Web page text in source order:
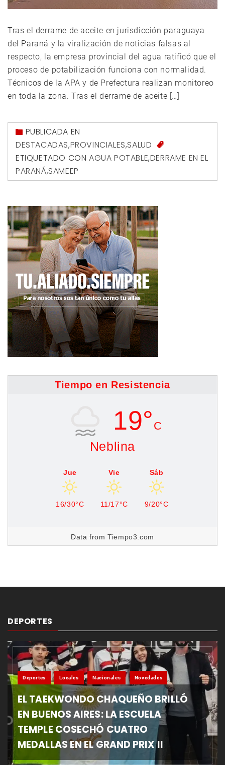
Tras el derrame de aceite en jurisdicción paraguaya
del Paraná y la viralización de noticias falsas al
respecto, la empresa provincial del agua ratificó que el
proceso de potabilización funciona con normalidad.
Técnicos de la APA y de Prefectura realizan monitoreo
en toda la zona. Tras el derrame de aceite […]
PUBLICADA EN
DESTACADAS,PROVINCIALES,SALUD
ETIQUETADO CON AGUA POTABLE,DERRAME EN EL
PARANÁ,SAMEEP
Tiempo en Resistencia
19° C
Neblina
Jue
16/30°C
Vie
11/17°C
Sáb
9/20°C
Data fromTiempo3.com
DEPORTES
Deportes Locales Nacionales Novedades
EL TAEKWONDO CHAQUEÑO BRILLÓ
EN BUENOS AIRES: LA ESCUELA
TEMPLE COSECHÓ CUATRO
MEDALLAS EN EL GRAND PRIX II